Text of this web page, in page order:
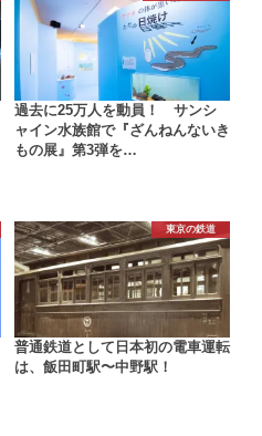
過去に25万人を動員！ サンシ
ャイン水族館で『ざんねんないき
もの展』第3弾を…
東京の鉄道
普通鉄道として日本初の電車運転
は、飯田町駅〜中野駅！